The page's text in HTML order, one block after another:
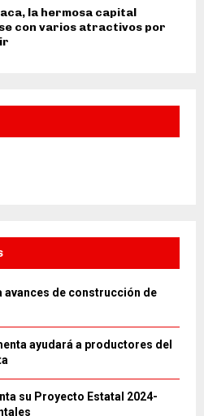
la hermosa capital
con varios atractivos por
avances de construcción de
ayudará a productores del
su Proyecto Estatal 2024-